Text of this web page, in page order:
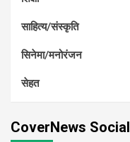
साहित्य/संस्कृति
सिनेमा/मनोरंजन
सेहत
CoverNews Social